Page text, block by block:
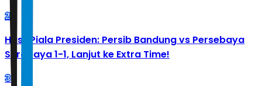
2
Hasil Piala Presiden: Persib Bandung vs Persebaya
Surabaya 1-1, Lanjut ke Extra Time!
3